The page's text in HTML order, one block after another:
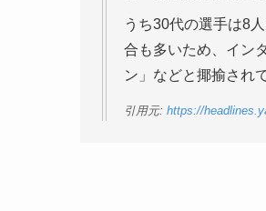
うち30代の選手は8
合も多いため、イン
ン」などと揶揄され
引用元: https://